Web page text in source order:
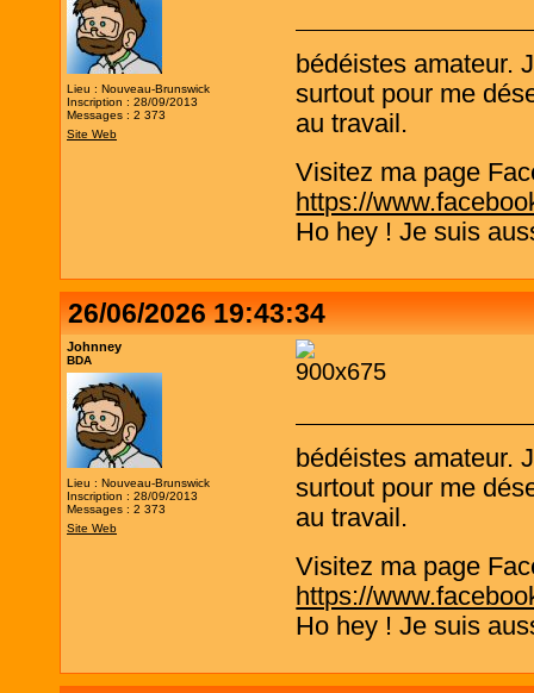
Lieu : Nouveau-Brunswick
Inscription : 28/09/2013
Messages : 2 373
Site Web
bédéistes amateur.
surtout pour me
au travail.
Visitez ma page
https://
Ho hey ! Je suis
26/06/2026 19:43:34
Johnney
BDA
Lieu : Nouveau-Brunswick
Inscription : 28/09/2013
Messages : 2 373
Site Web
bédéistes amateur.
surtout pour me
au travail.
Visitez ma page
https://
Ho hey ! Je suis